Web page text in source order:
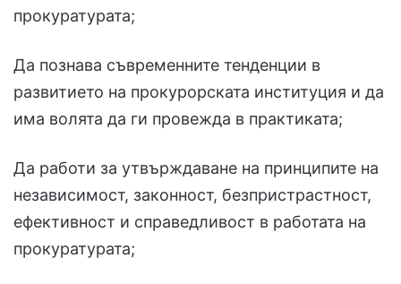
прокуратурата;
Да познава съвременните тенденции в
развитието на прокурорската институция и да
има волята да ги провежда в практиката;
Да работи за утвърждаване на принципите на
независимост, законност, безпристрастност,
ефективност и справедливост в работата на
прокуратурата;